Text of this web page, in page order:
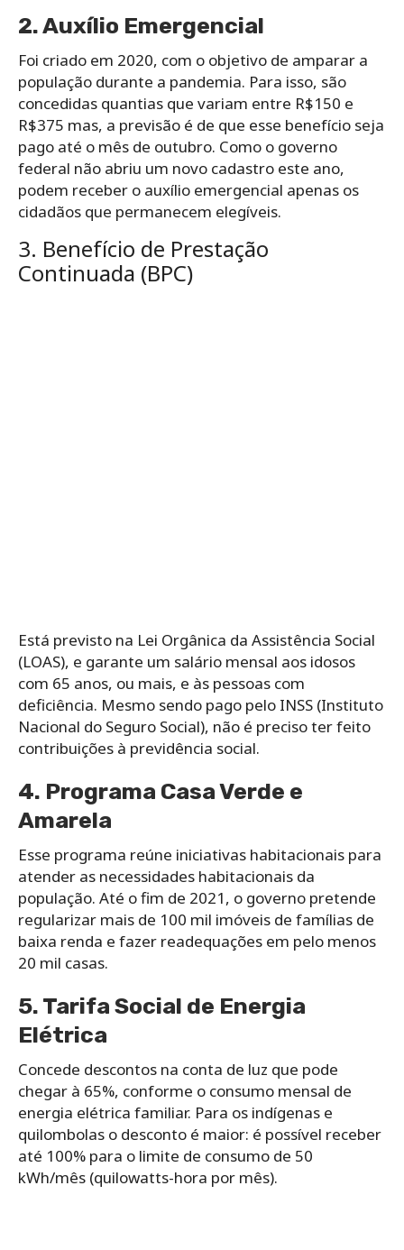
2. Auxílio Emergencial
Foi criado em 2020, com o objetivo de amparar a
população durante a pandemia. Para isso, são
concedidas quantias que variam entre R$150 e
R$375 mas, a previsão é de que esse benefício seja
pago até o mês de outubro. Como o governo
federal não abriu um novo cadastro este ano,
podem receber o auxílio emergencial apenas os
cidadãos que permanecem elegíveis.
3. Benefício de Prestação
Continuada (BPC)
Está previsto na Lei Orgânica da Assistência Social
(LOAS), e garante um salário mensal aos idosos
com 65 anos, ou mais, e às pessoas com
deficiência. Mesmo sendo pago pelo INSS (Instituto
Nacional do Seguro Social), não é preciso ter feito
contribuições à previdência social.
4. Programa Casa Verde e
Amarela
Esse programa reúne iniciativas habitacionais para
atender as necessidades habitacionais da
população. Até o fim de 2021, o governo pretende
regularizar mais de 100 mil imóveis de famílias de
baixa renda e fazer readequações em pelo menos
20 mil casas.
5. Tarifa Social de Energia
Elétrica
Concede descontos na conta de luz que pode
chegar à 65%, conforme o consumo mensal de
energia elétrica familiar. Para os indígenas e
quilombolas o desconto é maior: é possível receber
até 100% para o limite de consumo de 50
kWh/mês (quilowatts-hora por mês).